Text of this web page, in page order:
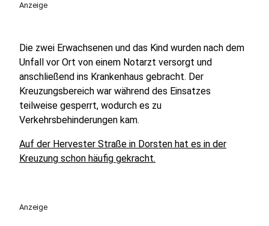
Anzeige
Die zwei Erwachsenen und das Kind wurden nach dem
Unfall vor Ort von einem Notarzt versorgt und
anschließend ins Krankenhaus gebracht. Der
Kreuzungsbereich war während des Einsatzes
teilweise gesperrt, wodurch es zu
Verkehrsbehinderungen kam.
Auf der Hervester Straße in Dorsten hat es in der
Kreuzung schon häufig gekracht.
Anzeige